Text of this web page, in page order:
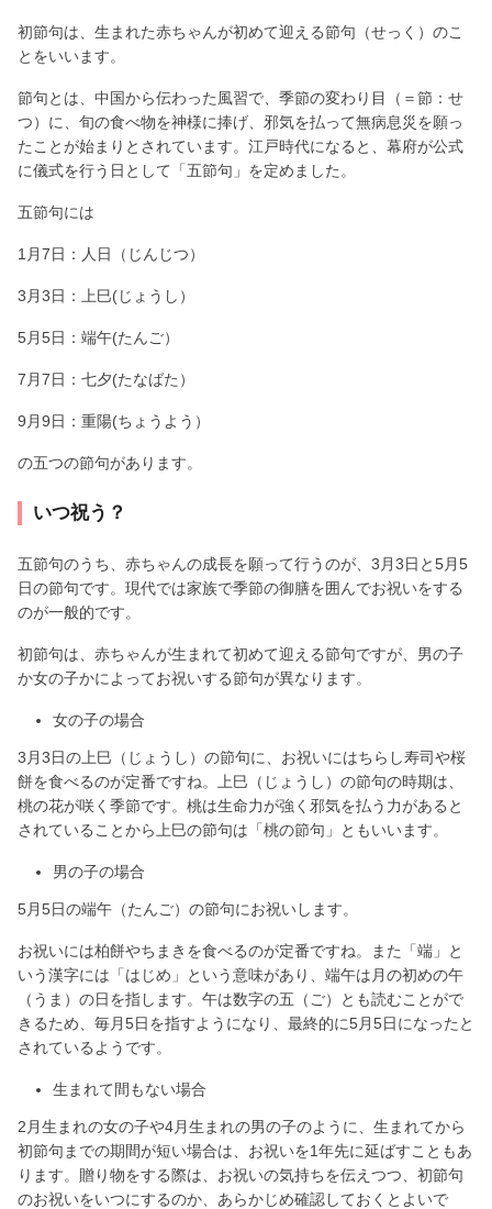
初節句は、生まれた赤ちゃんが初めて迎える節句（せっく）のこ
とをいいます。
節句とは、中国から伝わった風習で、季節の変わり目（＝節：せ
つ）に、旬の食べ物を神様に捧げ、邪気を払って無病息災を願っ
たことが始まりとされています。江戸時代になると、幕府が公式
に儀式を行う日として「五節句」を定めました。
五節句には
1月7日：人日（じんじつ）
3月3日：上巳(じょうし）
5月5日：端午(たんご）
7月7日：七夕(たなばた）
9月9日：重陽(ちょうよう）
の五つの節句があります。
いつ祝う？
五節句のうち、赤ちゃんの成長を願って行うのが、3月3日と5月5
日の節句です。現代では家族で季節の御膳を囲んでお祝いをする
のが一般的です。
初節句は、赤ちゃんが生まれて初めて迎える節句ですが、男の子
か女の子かによってお祝いする節句が異なります。
女の子の場合
3月3日の上巳（じょうし）の節句に、お祝いにはちらし寿司や桜
餅を食べるのが定番ですね。上巳（じょうし）の節句の時期は、
桃の花が咲く季節です。桃は生命力が強く邪気を払う力があると
されていることから上巳の節句は「桃の節句」ともいいます。
男の子の場合
5月5日の端午（たんご）の節句にお祝いします。
お祝いには柏餅やちまきを食べるのが定番ですね。また「端」と
いう漢字には「はじめ」という意味があり、端午は月の初めの午
（うま）の日を指します。午は数字の五（ご）とも読むことがで
きるため、毎月5日を指すようになり、最終的に5月5日になったと
されているようです。
生まれて間もない場合
2月生まれの女の子や4月生まれの男の子のように、生まれてから
初節句までの期間が短い場合は、お祝いを1年先に延ばすこともあ
ります。贈り物をする際は、お祝いの気持ちを伝えつつ、初節句
のお祝いをいつにするのか、あらかじめ確認しておくとよいで